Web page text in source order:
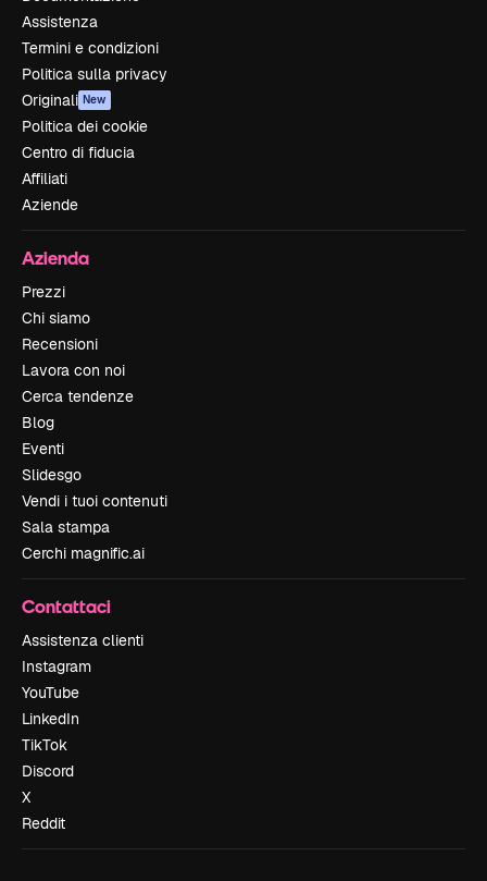
Assistenza
Termini e condizioni
Politica sulla privacy
Originali New
Politica dei cookie
Centro di fiducia
Affiliati
Aziende
Azienda
Prezzi
Chi siamo
Recensioni
Lavora con noi
Cerca tendenze
Blog
Eventi
Slidesgo
Vendi i tuoi contenuti
Sala stampa
Cerchi magnific.ai
Contattaci
Assistenza clienti
Instagram
YouTube
LinkedIn
TikTok
Discord
X
Reddit